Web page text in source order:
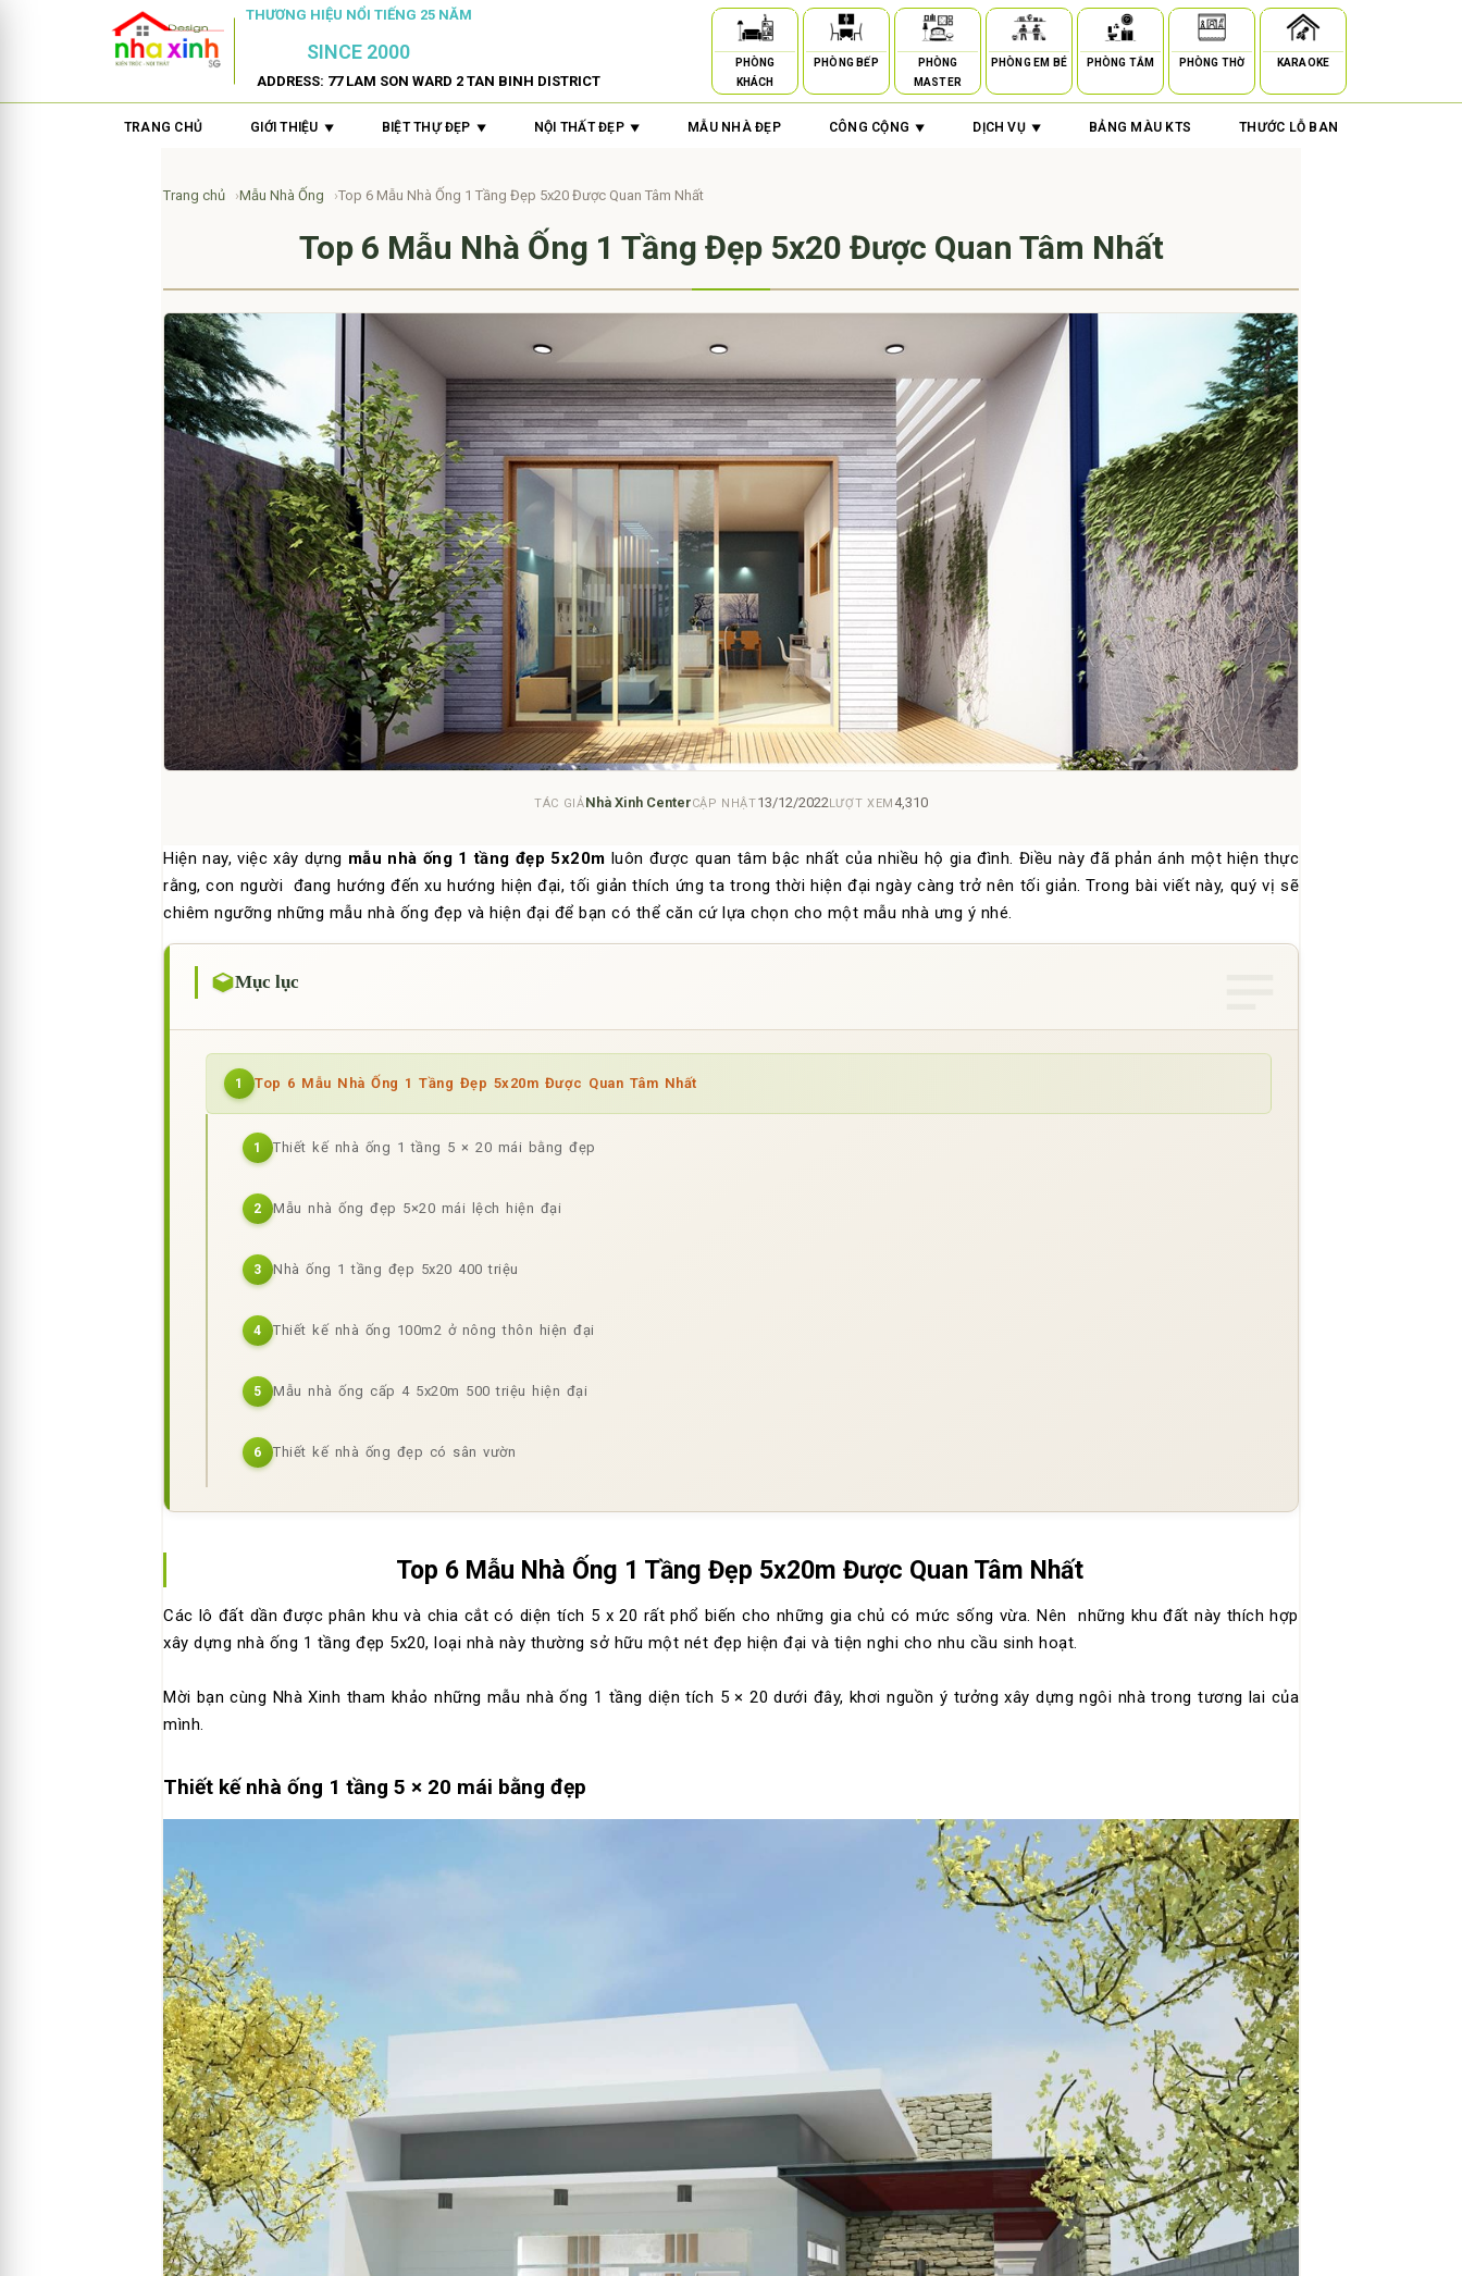
THƯƠNG HIỆU NỔI TIẾNG 25 NĂM
SINCE 2000
ADDRESS: 77 LAM SON WARD 2 TAN BINH DISTRICT
PHÒNG
KHÁCH
PHÒNG BẾP
PHÒNG
MASTER
PHÒNG EM BÉ PHÒNG TẮM PHÒNG THỜ KARAOKE
TRANG CHỦ GIỚI THIỆU BIỆT THỰ ĐẸP NỘI THẤT ĐẸP MẪU NHÀ ĐẸP CÔNG CỘNG DỊCH VỤ BẢNG MÀU KTS THƯỚC LỖ BAN
Trang chủ Mẫu Nhà Ống Top 6 Mẫu Nhà Ống 1 Tầng Đẹp 5x20 Được Quan Tâm Nhất
Top 6 Mẫu Nhà Ống 1 Tầng Đẹp 5x20 Được Quan Tâm Nhất
TÁC GIẢNhà Xinh CenterCẬP NHẬT13/12/2022LƯỢT XEM 4,310
Hiện nay, việc xây dựng mẫu nhà ống 1 tầng đẹp 5x20m luôn được quan tâm bậc nhất của nhiều hộ gia đình. Điều này đã phản ánh một hiện thực
rằng, con người đang hướng đến xu hướng hiện đại, tối giản thích ứng ta trong thời hiện đại ngày càng trở nên tối giản. Trong bài viết này, quý vị sẽ
chiêm ngưỡng những mẫu nhà ống đẹp và hiện đại để bạn có thể căn cứ lựa chọn cho một mẫu nhà ưng ý nhé.
Mục lục
1 Top 6 Mẫu Nhà Ống 1 Tầng Đẹp 5x20m Được Quan Tâm Nhất
1 Thiết kế nhà ống 1 tầng 5 × 20 mái bằng đẹp
2 Mẫu nhà ống đẹp 5×20 mái lệch hiện đại
3 Nhà ống 1 tầng đẹp 5x20 400 triệu
4 Thiết kế nhà ống 100m2 ở nông thôn hiện đại
5 Mẫu nhà ống cấp 4 5x20m 500 triệu hiện đại
6 Thiết kế nhà ống đẹp có sân vườn
Top 6 Mẫu Nhà Ống 1 Tầng Đẹp 5x20m Được Quan Tâm Nhất
Các lô đất dần được phân khu và chia cắt có diện tích 5 x 20 rất phổ biến cho những gia chủ có mức sống vừa. Nên những khu đất này thích hợp
xây dựng nhà ống 1 tầng đẹp 5x20, loại nhà này thường sở hữu một nét đẹp hiện đại và tiện nghi cho nhu cầu sinh hoạt.
Mời bạn cùng Nhà Xinh tham khảo những mẫu nhà ống 1 tầng diện tích 5 × 20 dưới đây, khơi nguồn ý tưởng xây dựng ngôi nhà trong tương lai của
mình.
Thiết kế nhà ống 1 tầng 5 × 20 mái bằng đẹp